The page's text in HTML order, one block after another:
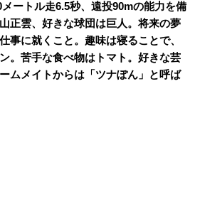
ートル走6.5秒、遠投90mの能力を備
正雲、好きな球団は巨人。将来の夢
事に就くこと。趣味は寝ることで、
。苦手な食べ物はトマト。好きな芸
ムメイトからは「ツナぽん」と呼ば